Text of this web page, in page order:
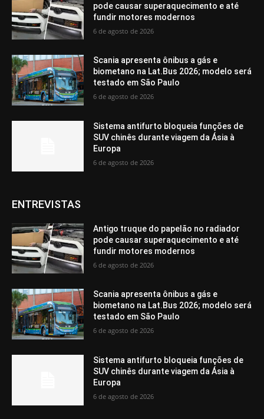
pode causar superaquecimento e até
fundir motores modernos
6 de agosto de 2026
Scania apresenta ônibus a gás e
biometano na Lat.Bus 2026; modelo será
testado em São Paulo
6 de agosto de 2026
Sistema antifurto bloqueia funções de
SUV chinês durante viagem da Ásia à
Europa
6 de agosto de 2026
ENTREVISTAS
Antigo truque do papelão no radiador
pode causar superaquecimento e até
fundir motores modernos
6 de agosto de 2026
Scania apresenta ônibus a gás e
biometano na Lat.Bus 2026; modelo será
testado em São Paulo
6 de agosto de 2026
Sistema antifurto bloqueia funções de
SUV chinês durante viagem da Ásia à
Europa
6 de agosto de 2026